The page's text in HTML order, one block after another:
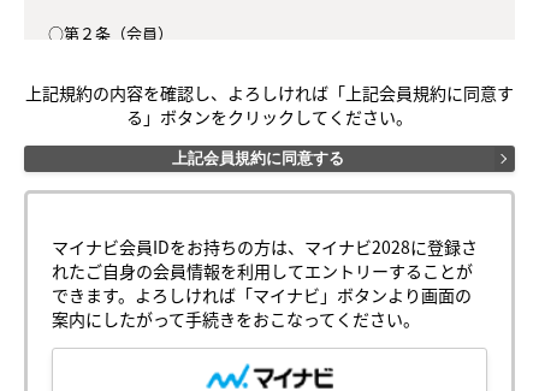
○第２条（会員）
（２）会員は、会員サービスにおける会員向けのサービスを受
けることができます。
（３）会員は、会員サービスに登録を申し込み、会員サービス
を利用される場合、「本規約」および「別添【インターンシッ
プの実施および採用業務に関する個人情報の取り扱いについ
場合は会員サービスを利用できません。
○第３条（会員ＩＤ番号とパスワード）
（１）会員は、会員ＩＤ番号を付与され、パスワードを登録す
るものとします。ただし、第５条に抵触すると当社が判断した
場合は、会員ＩＤ番号が付与されないことがあります。
（２）会員は、会員ＩＤ番号およびパスワードを第三者に譲渡
上記規約の内容を確認し、よろしければ「上記会員規約に同意す
る」ボタンをクリックしてください。
上記会員規約に同意する
マイナビ会員IDをお持ちの方は、マイナビ2028に登録さ
れたご自身の会員情報を利用してエントリーすることが
できます。よろしければ「マイナビ」ボタンより画面の
案内にしたがって手続きをおこなってください。